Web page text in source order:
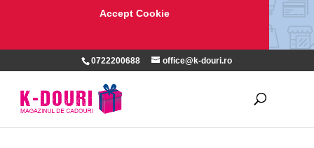
Accept Cookie
0722200688 office@k-douri.ro